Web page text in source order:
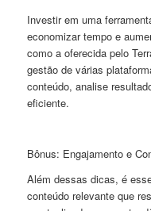
Investir em uma
economizar tempo e
como a oferecida pelo
gestão de várias
conteúdo, analise
eficiente.
Bônus: Engajamento e
Além dessas dicas, é
conteúdo relevante que